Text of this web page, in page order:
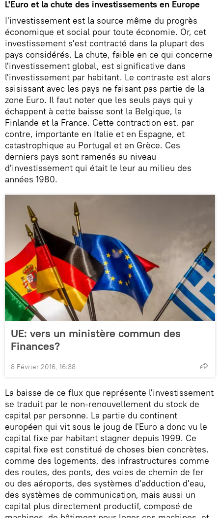
L'Euro et la chute des investissements en Europe
I'investissement est la source même du progrès
économique et social pour toute économie. Or, cet
investissement s'est contracté dans la plupart des
pays considérés. La chute, faible en ce qui concerne
l'investissement global, est significative dans
l'investissement par habitant. Le contraste est alors
saisissant avec les pays ne faisant pas partie de la
zone Euro. Il faut noter que les seuls pays qui y
échappent à cette baisse sont la Belgique, la
Finlande et la France. Cette contraction est, par
contre, importante en Italie et en Espagne, et
catastrophique au Portugal et en Grèce. Ces
derniers pays sont ramenés au niveau
d'investissement qui était le leur au milieu des
années 1980.
UE: vers un ministère commun des
Finances?
8 Février 2016, 16:38
La baisse de ce flux que représente l'investissement
se traduit par le non-renouvellement du stock de
capital par personne. La partie du continent
européen qui vit sous le joug de l'Euro a donc vu le
capital fixe par habitant stagner depuis 1999. Ce
capital fixe est constitué de choses bien concrètes,
comme des logements, des infrastructures comme
des routes, des ponts, des voies de chemin de fer
ou des aéroports, des systèmes d'adduction d'eau,
des systèmes de communication, mais aussi un
capital plus directement productif, composé de